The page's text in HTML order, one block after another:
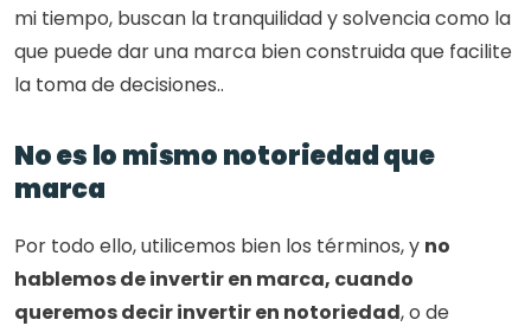
mi tiempo, buscan la tranquilidad y solvencia como la
que puede dar una marca bien construida que facilite
la toma de decisiones..
No es lo mismo notoriedad que
marca
Por todo ello, utilicemos bien los términos, y no
hablemos de invertir en marca, cuando
queremos decir invertir en notoriedad, o de